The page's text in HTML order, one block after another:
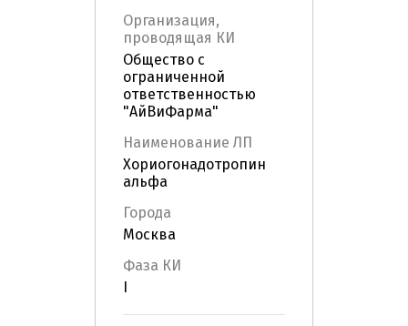
Организация,
проводящая КИ
Общество с
ограниченной
ответственностью
"АйВиФарма"
Наименование ЛП
Хориогонадотропин
альфа
Города
Москва
Фаза КИ